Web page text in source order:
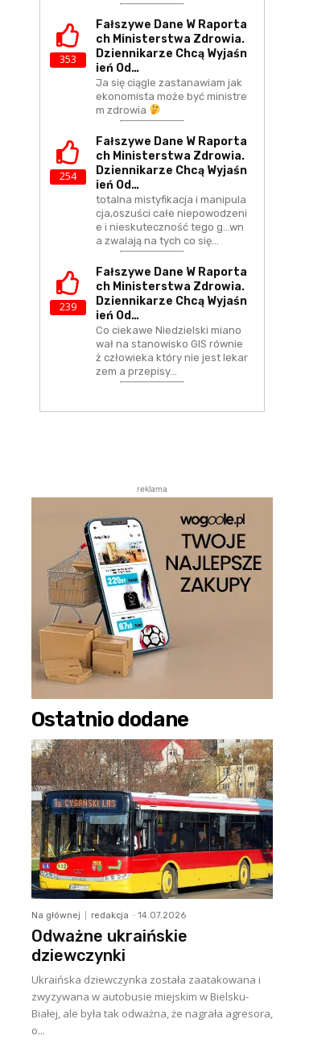
353
Fałszywe Dane W Raporta
Ch Ministerstwa Zdrowia.
Dziennikarze Chcą Wyjaśn
Ień Od…
Ja się ciągle zastanawiam jak
ekonomista może być ministre
m zdrowia
254
Fałszywe Dane W Raporta
Ch Ministerstwa Zdrowia.
Dziennikarze Chcą Wyjaśn
Ień Od…
totalna mistyfikacja i manipula
cja,oszuści całe niepowodzeni
e i nieskuteczność tego g...wn
a zwalają na tych co się…
239
Fałszywe Dane W Raporta
Ch Ministerstwa Zdrowia.
Dziennikarze Chcą Wyjaśn
Ień Od…
Co ciekawe Niedzielski miano
wał na stanowisko GIS równie
ż człowieka który nie jest lekar
zem a przepisy…
reklama
Ostatnio dodane
Na głównej redakcja - 14.07.2026
Odważne ukraińskie
dziewczynki
Ukraińska dziewczynka została zaatakowana i
zwyzywana w autobusie miejskim w Bielsku-
Białej, ale była tak odważna, że nagrała agresora,
o...